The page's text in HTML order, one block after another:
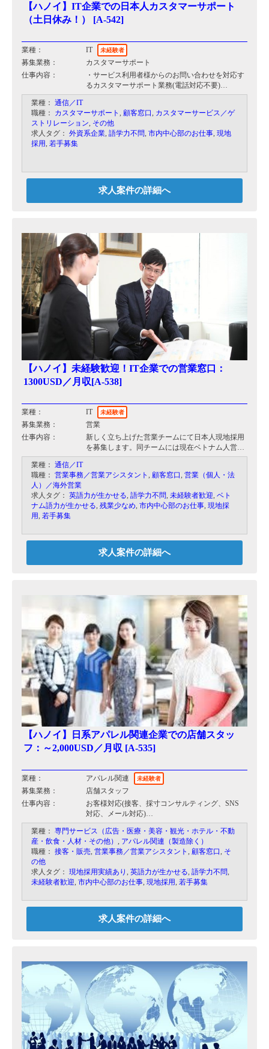
【ハノイ】IT企業での日本人カスタマーサポート
（土日休み！） [A-542]
業種： IT 未経験者
募集業務：
カスタマーサポート
仕事内容：
・サービス利用者様からのお問い合わせを対応す
るカスタマーサポート業務(電話対応不要)
・問い合わせ傾向を分析し改善提案を行う
業種： 通信／IT
職種： カスタマーサポート , 顧客窓口, カスタマーサービス／ゲ
ストリレーション, その他
求人タグ： 外資系企業, 語学力不問, 市内中心部のお仕事, 現地
採用, 若手募集
求人案件の詳細へ
【ハノイ】未経験歓迎！IT企業での営業窓口：
1300USD／月収[A-538]
業種： IT 未経験者
募集業務：
営業
仕事内容：
新しく立ち上げた営業チームにて日本人現地採用
を募集します。同チームには現在ベトナム人営業
が2名在籍しており、その二人と協力しながらカ
活動を行って頂きます。
・定期的な既存顧客のフォロー営業
・新規顧客獲得営業
＊採用の段階でシステム開発など専門的な知識は
必須ではありませんが、働きながら覚えてもらう
業種： 通信／IT
職種： 営業事務／営業アシスタント 顧客窓口 営業（個人・法
人）／海外営業
求人タグ： 英語力が生かせる 語学力不問 未経験者歓迎 ベト
ナム語力が生かせる 残業少なめ 市内中心部のお仕事 現地採
用 若手募集
求人案件の詳細へ
【ハノイ】日系アパレル関連企業での店舗スタッ
フ：～2,000USD／月収 [A-535]
業種： アパレル関連 未経験者
募集業務：
店舗スタッフ
仕事内容：
お客様対応(接客、採⼨コンサルティング、SNS
対応、メール対応)
商品の⽣産管理業務
商品の企画、提案、撮影等
デザイン業務（店舗設営、写真撮影、ホームペー
ジ作りなど）
標売上を年間を通して達成できるようになり、こ
ちらのステージの希望があれば挑戦可能です）
業種： 専門サービス（広告・医療・美容・観光・ホテル・不動
産・飲食・人材・その他） , アパレル関連（製造除く）
職種： 接客・販売, 営業事務／営業アシスタント , 顧客窓口, そ
の他
求人タグ： 現地採用実績あり , 英語力が生かせる, 語学力不問,
未経験者歓迎, 市内中心部のお仕事, 現地採用, 若手募集
求人案件の詳細へ